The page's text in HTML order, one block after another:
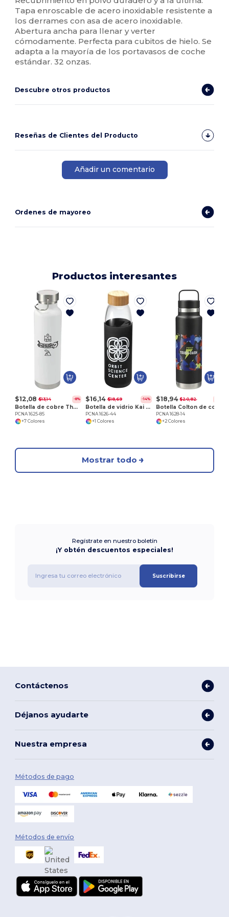
Tapa enroscable de acero inoxidable resistente a
los derrames con asa de acero inoxidable.
Abertura ancha para llenar y verter
cómodamente. Perfecta para cubitos de hielo. Se
adapta a la mayoría de los portavasos de coche
estándar. 32 onzas.
Descubre otros productos
Reseñas de Clientes del Producto
Añadir un comentario
Ordenes de mayoreo
Productos interesantes
$12,08 $13,14 -8%
Botella de cobre Thor aislada al vacío 22oz
PCNA 1625-85
+7 Colores
$16,14 $18,69 -14%
Botella de vidrio Kai 18oz
PCNA 1626-44
+1 Colores
$18,94 $20,82
PCNA 1628-14
+2 Colores
Mostrar todo
Regístrate en nuestro boletín
¡Y obtén descuentos especiales!
Suscribirse
Contáctenos
Déjanos ayudarte
Nuestra empresa
Métodos de pago
Métodos de envío